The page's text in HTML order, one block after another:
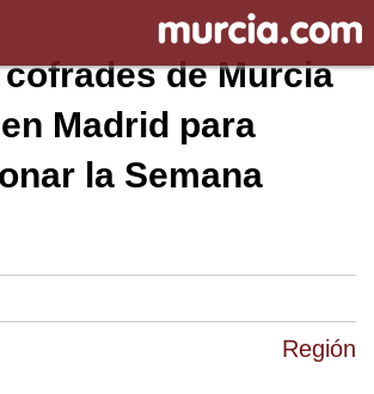
Región
de Murcia
Madrid para
la Semana